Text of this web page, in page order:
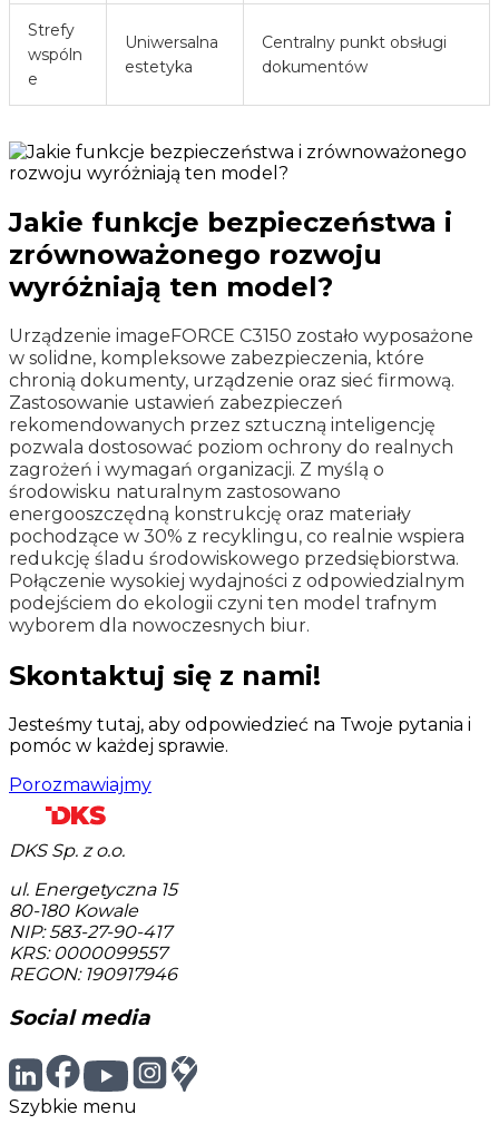
Strefy
wspóln
e
Uniwersalna
estetyka
Centralny punkt obsługi
dokumentów
Jakie funkcje bezpieczeństwa i
zrównoważonego rozwoju
wyróżniają ten model?
Urządzenie imageFORCE C3150 zostało wyposażone
w solidne, kompleksowe zabezpieczenia, które
chronią dokumenty, urządzenie oraz sieć firmową.
Zastosowanie ustawień zabezpieczeń
rekomendowanych przez sztuczną inteligencję
pozwala dostosować poziom ochrony do realnych
zagrożeń i wymagań organizacji. Z myślą o
środowisku naturalnym zastosowano
energooszczędną konstrukcję oraz materiały
pochodzące w 30% z recyklingu, co realnie wspiera
redukcję śladu środowiskowego przedsiębiorstwa.
Połączenie wysokiej wydajności z odpowiedzialnym
podejściem do ekologii czyni ten model trafnym
wyborem dla nowoczesnych biur.
Skontaktuj się z nami!
Jesteśmy tutaj, aby odpowiedzieć na Twoje pytania i
pomóc w każdej sprawie.
Porozmawiajmy
DKS Sp. z o.o.
ul. Energetyczna 15
80-180 Kowale
NIP: 583-27-90-417
KRS: 0000099557
REGON: 190917946
Social media
Szybkie menu